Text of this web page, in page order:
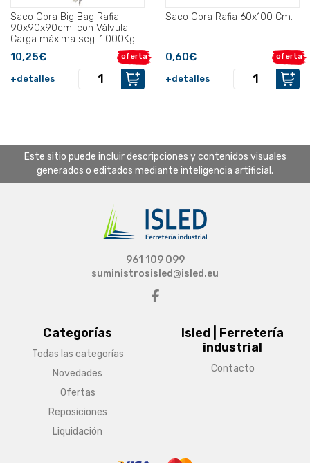
Saco Obra Big Bag Rafia
90x90x90cm. con Válvula.
Carga máxima seg. 1.000Kg..
oferta
10,25€
+detalles
Saco Obra Rafia 60x100 Cm.
oferta
0,60€
+detalles
Este sitio puede incluir descripciones y contenidos visuales
generados o editados mediante inteligencia artificial.
Categorías
Todas las categorías
Novedades
Ofertas
Reposiciones
Liquidación
Isled | Ferretería
industrial
Contacto
961 109 099
suministrosisled@isled.eu